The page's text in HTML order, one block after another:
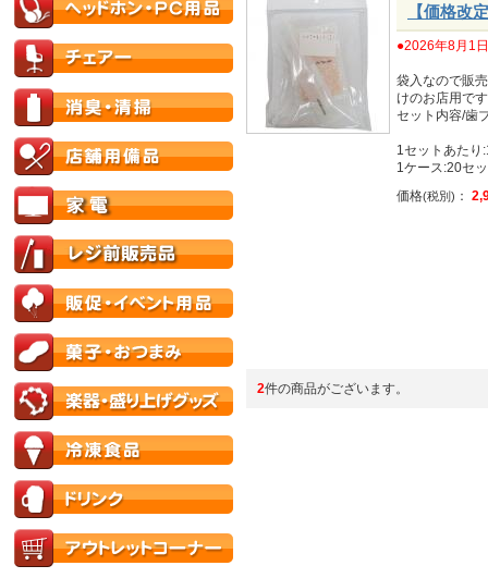
【価格改
●2026年8月1
袋入なので販
けのお店用で
セット内容/歯
1セットあたり
1ケース:20セ
価格(税別) ：
2件の商品がございます。